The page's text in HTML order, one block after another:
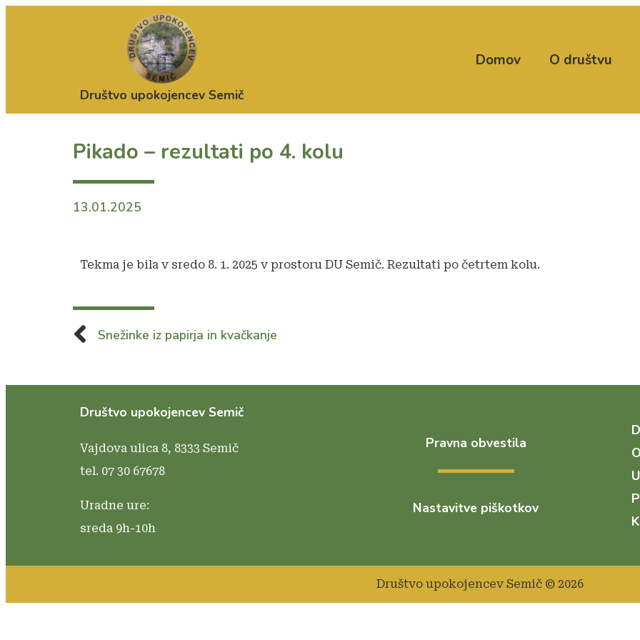
Društvo upokojencev Semič
Domov O društvu
Pikado – rezultati po 4. kolu
13.01.2025
Tekma je bila v sredo 8. 1. 2025 v prostoru DU Semič. Rezultati po četrtem kolu.
Snežinke iz papirja in kvačkanje
Društvo upokojencev Semič
Vajdova ulica 8, 8333 Semič
tel. 07 30 67678
Uradne ure:
sreda 9h-10h
Pravna obvestila
Nastavitve piškotkov
Društvo upokojencev Semič © 2026